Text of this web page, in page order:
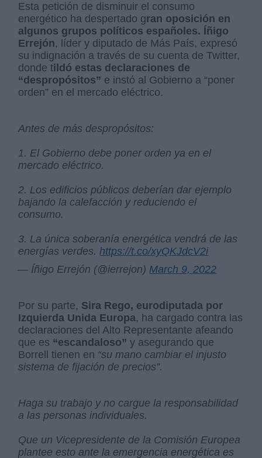
Esta petición de disminuir el consumo
energético ha despertado gran oposición en
algunos grupos políticos españoles. Íñigo
Errejón, líder y diputado de Más País, expresó
su indignación a través de su cuenta de Twitter,
donde tildó estas declaraciones de
“despropósitos” e instó al Gobierno a “poner
orden” en el mercado eléctrico.
Antes de más despropósitos:
1. El Gobierno debe poner orden ya en el
mercado eléctrico.
2. Los edificios públicos deberían dar ejemplo
bajando la calefacción y reduciendo el
consumo.
3. La única soberanía energética vendrá de las
energías verdes.https://t.co/xyQKJdcV2i
— Íñigo Errejón (@ierrejon) March 9, 2022
Por su parte, Sira Rego, eurodiputada por
Izquierda Unida Europa, ha cargado contra las
declaraciones del Alto Representante afeando
que es “escandaloso” y asegurando que
Borrell tienen en “su mano cambiar el injusto
sistema de fijación de precios”.
Haga su trabajo y no cargue la responsabilidad
a las personas individuales.
Que un Vicepresidente de la Comisión Europea
plantee esto ante la emergencia energética es